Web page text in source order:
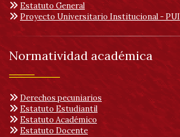
Estatuto General
Proyecto Universitario Institucional - PUI
Normatividad académica
Derechos pecuniarios
Estatuto Estudiantil
Estatuto Académico
Estatuto Docente